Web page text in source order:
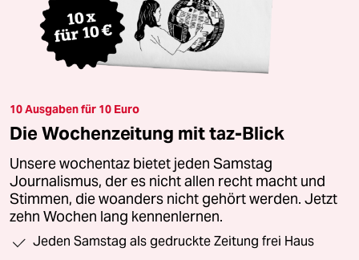
10 Ausgaben für 10 Euro
Die Wochenzeitung mit taz-Blick
Unsere wochentaz bietet jeden Samstag
Journalismus, der es nicht allen recht macht und
Stimmen, die woanders nicht gehört werden. Jetzt
zehn Wochen lang kennenlernen.
Jeden Samstag als gedruckte Zeitung frei Haus